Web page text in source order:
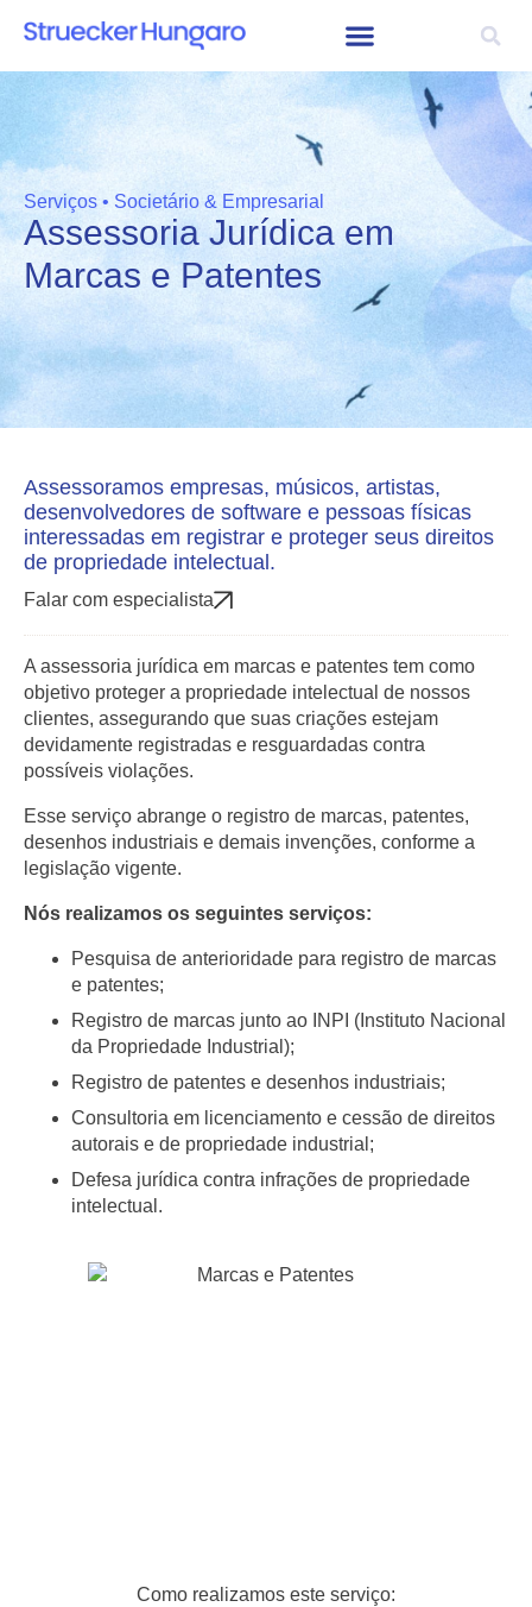
Serviços • Societário & Empresarial
Assessoria Jurídica em
Marcas e Patentes
Assessoramos empresas, músicos, artistas,
desenvolvedores de software e pessoas físicas
interessadas em registrar e proteger seus direitos
de propriedade intelectual.
Falar com especialista
A assessoria jurídica em marcas e patentes tem como
objetivo proteger a propriedade intelectual de nossos
clientes, assegurando que suas criações estejam
devidamente registradas e resguardadas contra
possíveis violações.
Esse serviço abrange o registro de marcas, patentes,
desenhos industriais e demais invenções, conforme a
legislação vigente.
Nós realizamos os seguintes serviços:
Pesquisa de anterioridade para registro de marcas
e patentes;
Registro de marcas junto ao INPI (Instituto Nacional
da Propriedade Industrial);
Registro de patentes e desenhos industriais;
Consultoria em licenciamento e cessão de direitos
autorais e de propriedade industrial;
Defesa jurídica contra infrações de propriedade
intelectual.
Como realizamos este serviço: